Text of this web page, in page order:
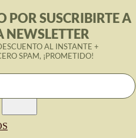
POR SUSCRIBIRTE A
NEWSLETTER
AL INSTANTE +
SPAM, ¡PROMETIDO!